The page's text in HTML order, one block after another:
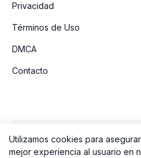
Privacidad
Términos de Uso
DMCA
Contacto
© 2026 Ouvir Música.
Utilizamos cookies para
mejor experiencia al usuario en